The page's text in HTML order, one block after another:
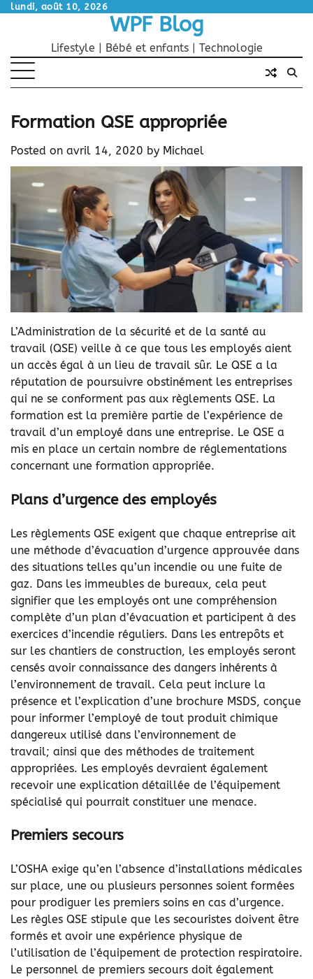
Skiplundi, août 10, 2026
WPF Blog
Lifestyle | Bébé et enfants | Technologie
Formation QSE appropriée
Posted on avril 14, 2020 by Michael
L’Administration de la sécurité et de la santé au
travail (QSE) veille à ce que tous les employés aient
un accès égal à un lieu de travail sûr. Le QSE a la
réputation de poursuivre obstinément les entreprises
qui ne se conforment pas aux règlements QSE. La
formation est la première partie de l’expérience de
travail d’un employé dans une entreprise. Le QSE a
mis en place un certain nombre de réglementations
concernant une formation appropriée.
Plans d’urgence des employés
Les règlements QSE exigent que chaque entreprise ait
une méthode d’évacuation d’urgence approuvée dans
des situations telles qu’un incendie ou une fuite de
gaz. Dans les immeubles de bureaux, cela peut
signifier que les employés ont une compréhension
complète d’un plan d’évacuation et participent à des
exercices d’incendie réguliers. Dans les entrepôts et
sur les chantiers de construction, les employés seront
censés avoir connaissance des dangers inhérents à
l’environnement de travail. Cela peut inclure la
présence et l’explication d’une brochure MSDS, conçue
pour informer l’employé de tout produit chimique
dangereux utilisé dans l’environnement de
travail; ainsi que des méthodes de traitement
appropriées. Les employés devraient également
recevoir une explication détaillée de l’équipement
spécialisé qui pourrait constituer une menace.
Premiers secours
L’OSHA exige qu’en l’absence d’installations médicales
sur place, une ou plusieurs personnes soient formées
pour prodiguer les premiers soins en cas d’urgence.
Les règles QSE stipule que les secouristes doivent être
formés et avoir une expérience physique de
l’utilisation de l’équipement de protection respiratoire.
Le personnel de premiers secours doit également